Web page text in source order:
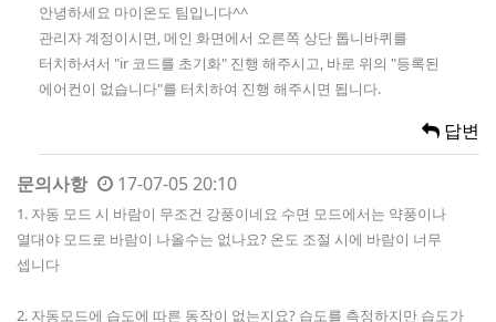
안녕하세요 마이온도 팀입니다^^
관리자 계정이시면, 메인 화면에서 오른쪽 상단 톱니바퀴를
터치하셔서 "ir 코드를 초기화" 진행 해주시고, 바로 위의 "등록된
에어컨이 없습니다"를 터치하여 진행 해주시면 됩니다.
답변
문의사항 17-07-05 20:10
1. 자동 모드 시 바람이 무조건 강풍이네요 수면 모드에서는 약풍이나
열대야 모드로 바람이 나올수는 없나요? 온도 조절 시에 바람이 너무
셉니다
2. 자동모드에 습도에 따른 동작이 없는지요? 습도를 측정하지만 습도가